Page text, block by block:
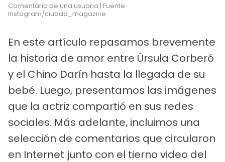
Comentario de una usuaria | Fuente:
Instagram/ciudad_magazine
En este artículo repasamos brevemente
la historia de amor entre Úrsula Corberó
y el Chino Darín hasta la llegada de su
bebé. Luego, presentamos las imágenes
que la actriz compartió en sus redes
sociales. Más adelante, incluimos una
selección de comentarios que circularon
en Internet junto con el tierno video del